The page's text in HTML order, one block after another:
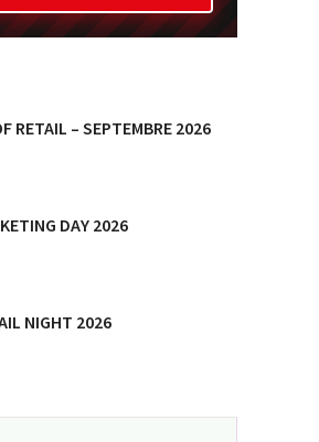
RETAIL – SEPTEMBRE 2026
DAY 2026
NIGHT 2026